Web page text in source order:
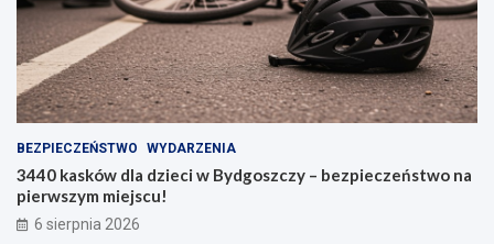
BEZPIECZEŃSTWO WYDARZENIA
3440 kasków dla dzieci w Bydgoszczy – bezpieczeństwo na
pierwszym miejscu!
6 sierpnia 2026